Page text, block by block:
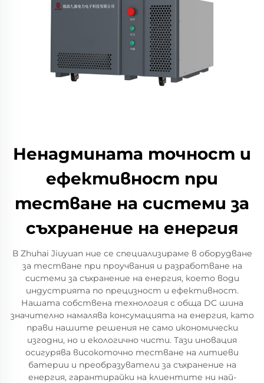
Ненадмината точност и
ефективност при
тестване на системи за
съхранение на енергия
В Zhuhai Jiuyuan ние се специализираме в оборудване
за тестване при проучвания и разработване на
системи за съхранение на енергия, което води
индустрията по прецизност и ефективност.
Нашата собствена технология с обща DC шина
значително намалява консумацията на енергия, като
прави нашите решения не само икономически
изгодни, но и екологично чисти. Тази иновация
осигурява високоточно тестване на литиеви
батерии и преобразуватели за съхранение на
енергия, гарантирайки на клиентите ни най-